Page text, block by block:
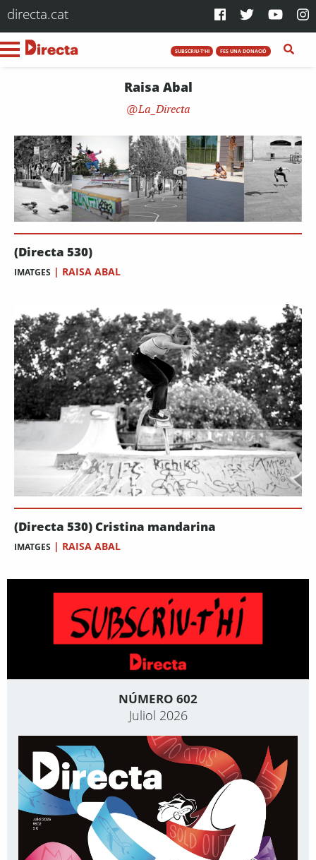
directa.cat
SUBSCRIU-T'HI FES UNA DONACIÓ
Raisa Abal
La_Directa
(Directa 530)
IMATGES | RAISA ABAL
(Directa 530) Cristina mandarina
IMATGES | RAISA ABAL
NÚMERO 602
Juliol 2026